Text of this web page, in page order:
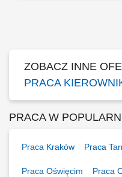
ZOBACZ INNE
PRACA
PRACA W
Praca Kraków Praca
Praca Oświęcim Praca